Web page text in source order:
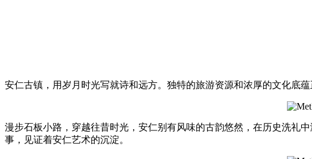
安仁古镇，用岁月时光写就诗和远方。独特的旅游资源和浓厚的文化底
漫步石板小路，穿越往昔时光，安仁别有风味的古韵悠然，在历史洗礼
事，见证着安仁艺术的沉淀。